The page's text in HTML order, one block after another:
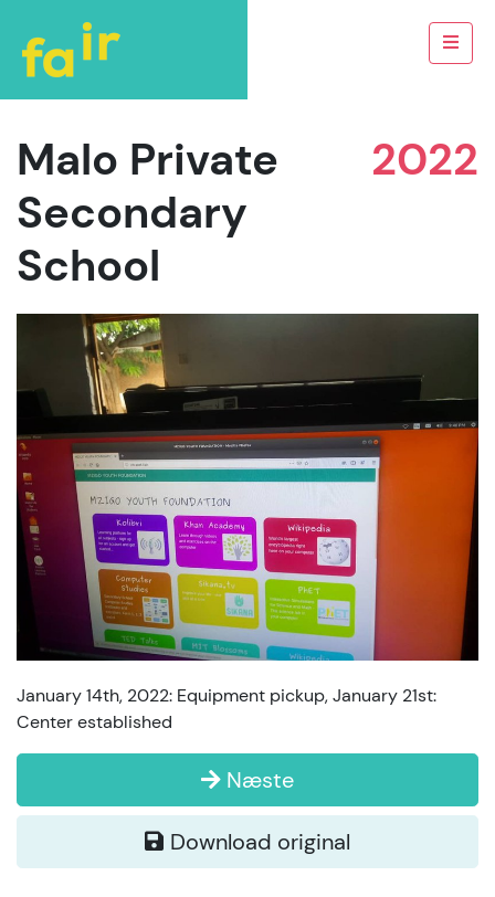
2022
Malo Private
Secondary
School
January 14th, 2022: Equipment pickup, January 21st:
Center established
Næste
Download original